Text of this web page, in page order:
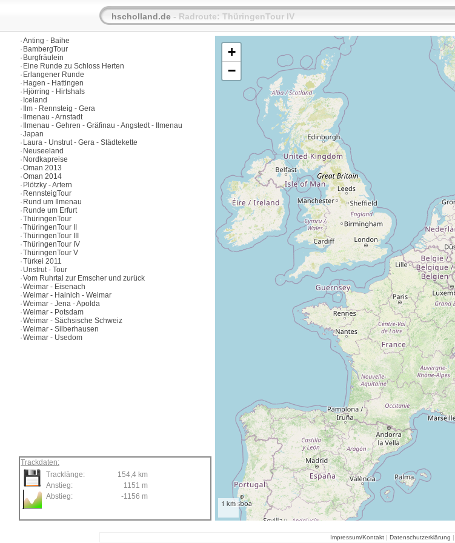
hscholland.de - Radroute: ThüringenTour IV
Anting - Baihe
BambergTour
Burgfräulein
Eine Runde zu Schloss Herten
Erlangener Runde
Hagen - Hattingen
Hjörring - Hirtshals
Iceland
Ilm - Rennsteig - Gera
Ilmenau - Arnstadt
Ilmenau - Gehren - Gräfinau - Angstedt - Ilmenau
Japan
Laura - Unstrut - Gera - Städtekette
Neuseeland
Nordkapreise
Oman 2013
Oman 2014
Plötzky - Artern
RennsteigTour
Rund um Ilmenau
Runde um Erfurt
ThüringenTour
ThüringenTour II
ThüringenTour III
ThüringenTour IV
ThüringenTour V
Türkei 2011
Unstrut - Tour
Vom Ruhrtal zur Emscher und zurück
Weimar - Eisenach
Weimar - Hainich - Weimar
Weimar - Jena - Apolda
Weimar - Potsdam
Weimar - Sächsische Schweiz
Weimar - Silberhausen
Weimar - Usedom
Trackdaten:
Tracklänge:
154,4 km
Anstieg:
1151 m
Abstieg:
-1156 m
+
−
1 km
Impressum/Kontakt | Datenschutzerklärung |